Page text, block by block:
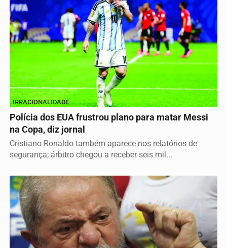
IRRACIONALIDADE
Polícia dos EUA frustrou plano para matar Messi
na Copa, diz jornal
Cristiano Ronaldo também aparece nos relatórios de
segurança; árbitro chegou a receber seis mil...